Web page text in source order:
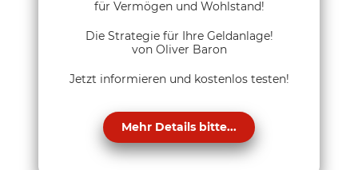
für Vermögen und Wohlstand!
Die Strategie für Ihre Geldanlage!
von Oliver Baron
Jetzt informieren und kostenlos testen!
Mehr Details bitte...